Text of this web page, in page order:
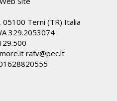
05100 Terni (TR) Italia
329.2053074
rafv@pec.it